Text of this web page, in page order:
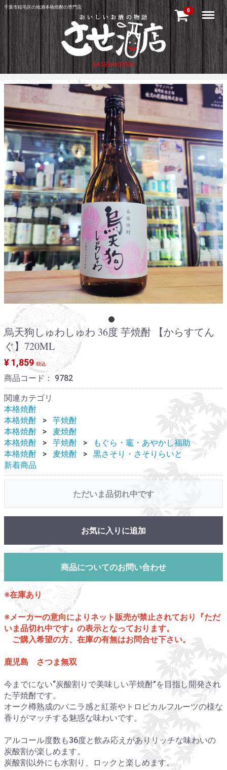
千葉市稲毛区の地酒本格焼酎の専門店
0 Menu
烏天狗しゅわしゅわ 36度 芋焼酎 【からすてん
ぐ】720ML
¥ 1,859 税込
商品コード： 9782
関連カテゴリ
本格焼酎
本格焼酎
芋焼酎
本格焼酎
麦焼酎
本格焼酎
芋焼酎
もぐら・竈・あやかし福助
本格焼酎
麦焼酎
黒さそり・さそりらいと
新着商品
ただいま品切れ中です
お気に入りに追加
商品についてのお問い合わせ
※在庫あり
※メーカーの意向によりネット販売が禁止されており『ただ
いま品切れ中です』の表示となっております。
ご購入希望の方、在庫の有無はお問合せ下さい。
鹿児島 さつま無双
今までにない“炭酸割りで美味しい芋焼酎”を目指し開発され
た芋焼酎です。
オーク樽熟成のバニラ感と紅茶やトロピカルフルーツの様な
香りがマッチする魅惑な味わいです。
アルコール度数も36度と飲み応えがありリッチな味わいの
炭酸割が楽しめます。
炭酸割以外にも水割り、ロックと楽しめます。